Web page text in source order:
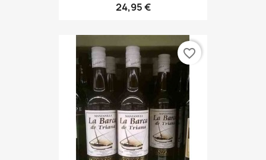
24,95 €
favorite_border